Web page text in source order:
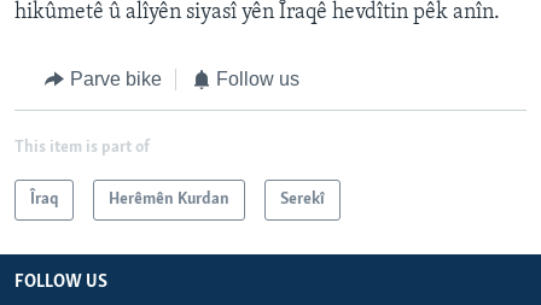
hikûmetê û alîyên siyasî yên Îraqê hevdîtin pêk anîn.
Parve bike Follow us
This item is part of
Îraq Herêmên Kurdan Serekî
FOLLOW US